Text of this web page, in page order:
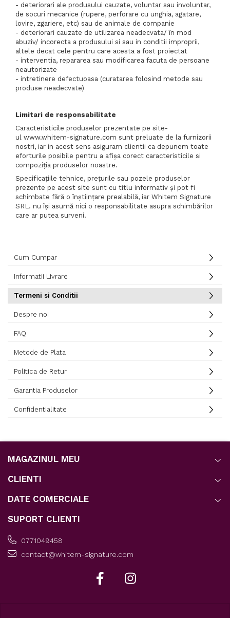
- deteriorari ale produsului cauzate, voluntar sau involuntar,
de socuri mecanice (rupere, perforare cu unghia, agatare,
lovire, zgariere, etc) sau de animale de companie
- deteriorari cauzate de utilizarea neadecvata/ în mod
abuziv/ incorecta a produsului si sau in conditii improprii,
altele decat cele pentru care acesta a fost proiectat
- interventia, repararea sau modificarea facuta de persoane
neautorizate
- intretinere defectuoasa (curatarea folosind metode sau
produse neadecvate)
Limitari de responsabilitate
Caracteristicile produselor prezentate pe site-
ul www.whitem-signature.com sunt preluate de la furnizorii
nostri, iar in acest sens asiguram clientii ca depunem toate
eforturile posibile pentru a afişa corect caracteristicile si
compoziţia produselor noastre.
Specificațiile tehnice, prețurile sau pozele produselor
prezente pe acest site sunt cu titlu informativ și pot fi
schimbate fără o înștiințare prealabilă, iar Whitem Signature
SRL. nu își asumă nici o responsabilitate asupra schimbărilor
care ar putea surveni.
Cum Cumpar
Informatii Livrare
Termeni si Conditii
Despre noi
FAQ
Metode de Plata
Politica de Retur
Garantia Produselor
Confidentialitate
MAGAZINUL MEU
CLIENTI
DATE COMERCIALE
SUPORT CLIENTI
0771049458
contact@whitem-signature.com